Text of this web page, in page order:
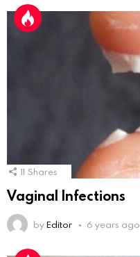
11 Shares
Vaginal Infections
byEditor 6 years ago